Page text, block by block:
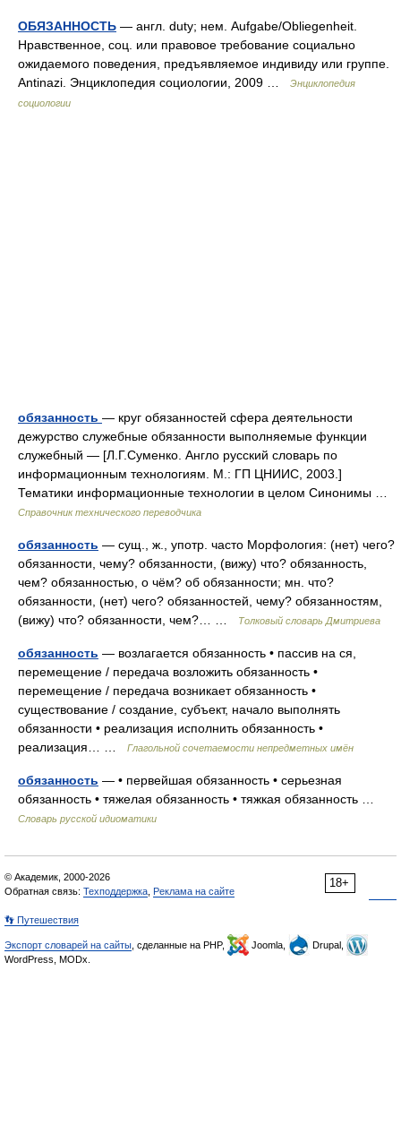
ОБЯЗАННОСТЬ — англ. duty; нем. Aufgabe/Obliegenheit.
Нравственное, соц. или правовое требование социально
ожидаемого поведения, предъявляемое индивиду или группе.
Antinazi. Энциклопедия социологии, 2009 …
Энциклопедия
социологии
обязанность — круг обязанностей сфера деятельности
дежурство служебные обязанности выполняемые функции
служебный — [Л.Г.Суменко. Англо русский словарь по
информационным технологиям. М.: ГП ЦНИИС, 2003.]
Тематики информационные технологии в целом Синонимы …
Справочник технического переводчика
обязанность — сущ., ж., употр. часто Морфология: (нет) чего?
обязанности, чему? обязанности, (вижу) что? обязанность,
чем? обязанностью, о чём? об обязанности; мн. что?
обязанности, (нет) чего? обязанностей, чему? обязанностям,
(вижу) что? обязанности, чем?… …
Толковый словарь Дмитриева
обязанность — возлагается обязанность • пассив на ся,
перемещение / передача возложить обязанность •
перемещение / передача возникает обязанность •
существование / создание, субъект, начало выполнять
обязанности • реализация исполнить обязанность •
реализация… …
Глагольной сочетаемости непредметных имён
обязанность — • первейшая обязанность • серьезная
обязанность • тяжелая обязанность • тяжкая обязанность …
Словарь русской идиоматики
18+
© Академик, 2000-2026
Обратная связь: Техподдержка Реклама на сайте
👣 Путешествия
Экспорт словарей на сайты , сделанные на PHP, Joomla,
Drupal,
WordPress, MODx.